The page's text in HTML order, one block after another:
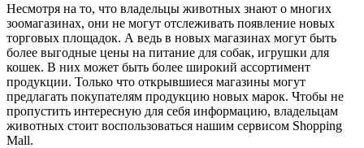
Несмотря на то, что владельцы животных знают о многих
зоомагазинах, они не могут отслеживать появление новых
торговых площадок. А ведь в новых магазинах могут быть
более выгодные цены на питание для собак, игрушки для
кошек. В них может быть более широкий ассортимент
продукции. Только что открывшиеся магазины могут
предлагать покупателям продукцию новых марок. Чтобы не
пропустить интересную для себя информацию, владельцам
животных стоит воспользоваться нашим сервисом Shopping
Mall.